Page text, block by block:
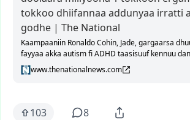
tokkoo dhiifannaa addunyaa irratti
godhe | The National
Kaampaaniin Ronaldo Cohin, Jade, gargaarsa
fayyaa akka autism fi ADHD taasisuuf kennuu
www.thenationalnews.com
103 8